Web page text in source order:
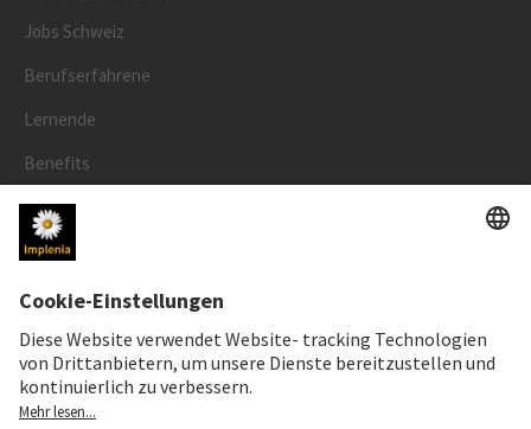
Jobs Schweiz
Berufserfahrene
Lernende
Benefits
RECHTLICHES
Cookie- und Social-Media-Richtlinie
Cookie-Einstellungen